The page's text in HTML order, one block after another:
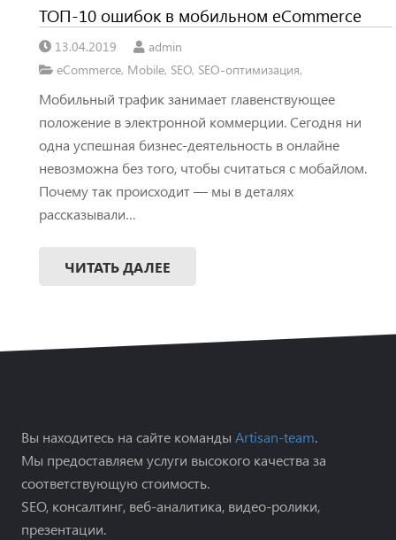
ТОП-10 ошибок в мобильном eCommerce
13.04.2019
admin
eCommerce, Mobile, SEO, SEO-оптимизация,
Мобильный трафик занимает главенствующее
положение в электронной коммерции. Сегодня ни
одна успешная бизнес-деятельность в онлайне
невозможна без того, чтобы считаться с мобайлом.
Почему так происходит — мы в деталях
рассказывали…
ЧИТАТЬ ДАЛЕЕ
Вы находитесь на сайте команды Artisan-team.
Мы предоставляем услуги высокого качества за
соответствующую стоимость.
SEO, консалтинг, веб-аналитика, видео-ролики,
презентации.